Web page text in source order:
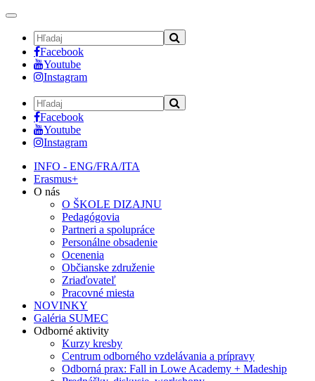
Toggle
navigation
Facebook
Youtube
Instagram
Facebook
Youtube
Instagram
INFO - ENG/FRA/ITA
Erasmus+
O nás
O ŠKOLE DIZAJNU
Pedagógovia
Partneri a spolupráce
Personálne obsadenie
Ocenenia
Občianske združenie
Zriaďovateľ
Pracovné miesta
NOVINKY
Galéria SUMEC
Odborné aktivity
Kurzy kresby
Centrum odborného vzdelávania a prípravy
Odborná prax: Fall in Lowe Academy + Madeship